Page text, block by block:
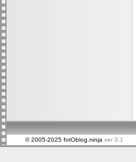
© 2005-2025 fotOblog.ninja ver 3.1